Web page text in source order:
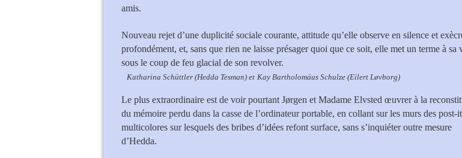
amis.
Nouveau rejet d’une duplicité sociale courante, attitude qu’elle observe en silence et
profondément, et, sans que rien ne laisse présager quoi que ce soit, elle met un terme à sa
sous le coup de feu glacial de son revolver.
Katharina Schüttler (Hedda Tesman) et Kay Bartholomäus Schulze (Eilert Løvborg)
Le plus extraordinaire est de voir pourtant Jørgen et Madame Elvsted œuvrer à la
du mémoire perdu dans la casse de l’ordinateur portable, en collant sur les murs des post-it
multicolores sur lesquels des bribes d’idées refont surface, sans s’inquiéter outre mesure
d’Hedda.